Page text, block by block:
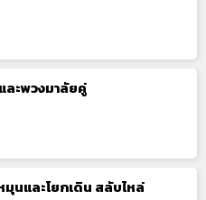
ะพวงมาลัยคู่
มุนและโยกเดิน สลับไหล่